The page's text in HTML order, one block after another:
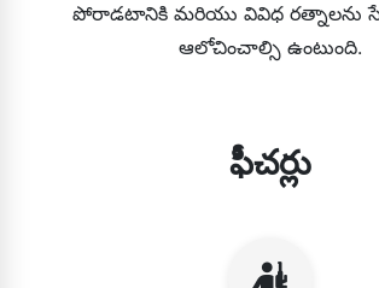
పోరాడటానికి మరియు వివిధ రత్నాలను
ఆలోచించాల్సి ఉంటుంది.
ఫీచర్లు